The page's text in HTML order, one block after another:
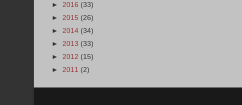
► 2016 (33)
► 2015 (26)
► 2014 (34)
► 2013 (33)
► 2012 (15)
► 2011 (2)